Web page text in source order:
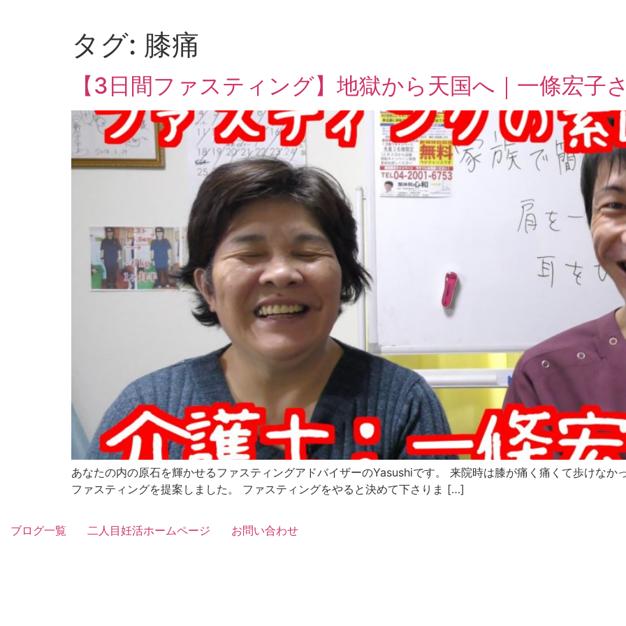
タグ: 膝痛
【3日間ファスティング】地獄から天国へ｜一條宏子
あなたの内の原石を輝かせるファスティングアドバイザーのYasushiです。 来院時は膝が痛く痛くて歩けな
ファスティングを提案しました。 ファスティングをやると決めて下さりま […]
ブログ一覧 二人目妊活ホームページ お問い合わせ